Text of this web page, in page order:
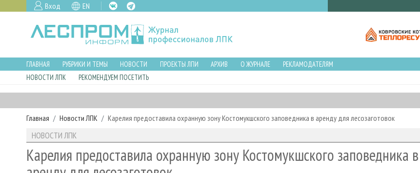
Вход EN
ГЛАВНАЯ РУБРИКИ И ТЕМЫ НОВОСТИ ПРОЕКТЫ ЛПИ АРХИВ О ЖУРНАЛЕ
РЕКЛАМОДАТЕЛЯМ
НОВОСТИ ЛПК
РЕКОМЕНДУЕМ ПОСЕТИТЬ
Главная Новости ЛПК Карелия предоставила охранную зону Костомукшского заповедника в аренду для лесозаготовок
НОВОСТИ ЛПК
Карелия предоставила охранную зону Костомукшского заповедника в